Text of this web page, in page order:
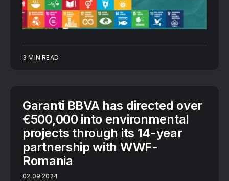
3 MIN READ
Garanti BBVA has directed over
€500,000 into environmental
projects through its 14-year
partnership with WWF-
Romania
02.09.2024